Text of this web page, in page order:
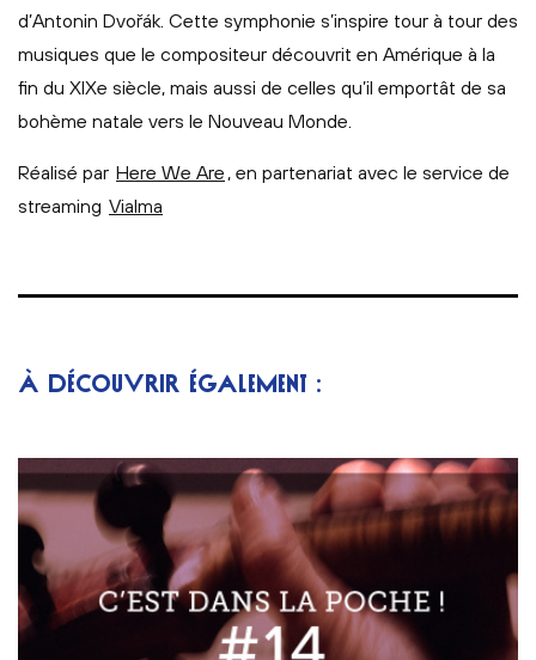
d’Antonin Dvořák. Cette symphonie s’inspire tour à tour des
musiques que le compositeur découvrit en Amérique à la
fin du XIXe siècle, mais aussi de celles qu’il emportât de sa
bohème natale vers le Nouveau Monde.
Réalisé par Here We Are , en partenariat avec le service de
streaming Vialma
À DÉCOUVRIR ÉGALEMENT :